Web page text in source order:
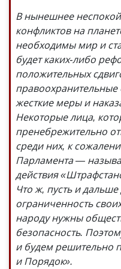
В нынешнее
конфликтов на
необходимы мир и
будет каких-либо
положительных
жесткие меры и
Некоторые лица,
пренебрежительно
среди них, к
Парламента —
действия
Что ж, пусть и
ограниченность
народу нужны
безопасность.
и будем решительно
и Порядок».